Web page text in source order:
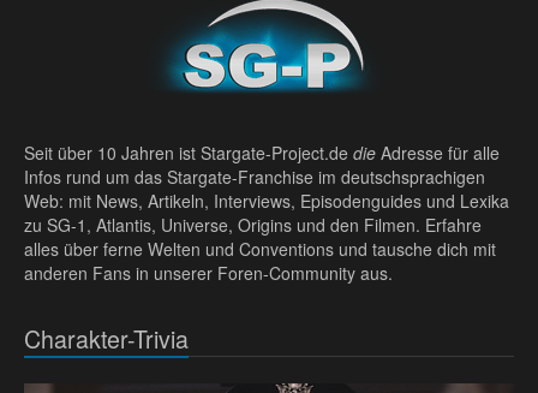
Seit über 10 Jahren ist Stargate-Project.de die Adresse für alle
Infos rund um das Stargate-Franchise im deutschsprachigen
Web: mit News, Artikeln, Interviews, Episodenguides und Lexika
zu SG-1, Atlantis, Universe, Origins und den Filmen. Erfahre
alles über ferne Welten und Conventions und tausche dich mit
anderen Fans in unserer Foren-Community aus.
Charakter-Trivia